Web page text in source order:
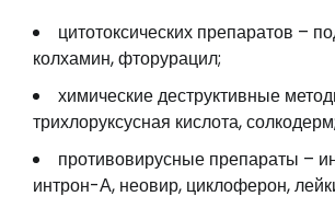
цитотоксических препаратов –
колхамин, фторурацил;
химические деструктивные
трихлоруксусная кислота, солкодерм;
противовирусные препараты –
интрон-А, неовир, циклоферон,